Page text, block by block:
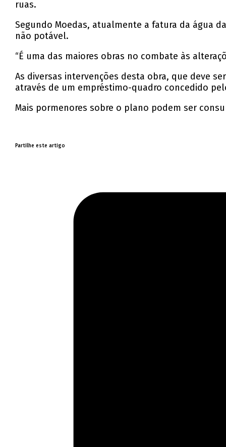
ruas.
Segundo Moedas, atualmente a fatura da água
não potável.
“É uma das maiores obras no combate às
As diversas intervenções desta obra, que deve
através de um empréstimo-quadro concedido
Mais pormenores sobre o plano podem ser
Partilhe este artigo